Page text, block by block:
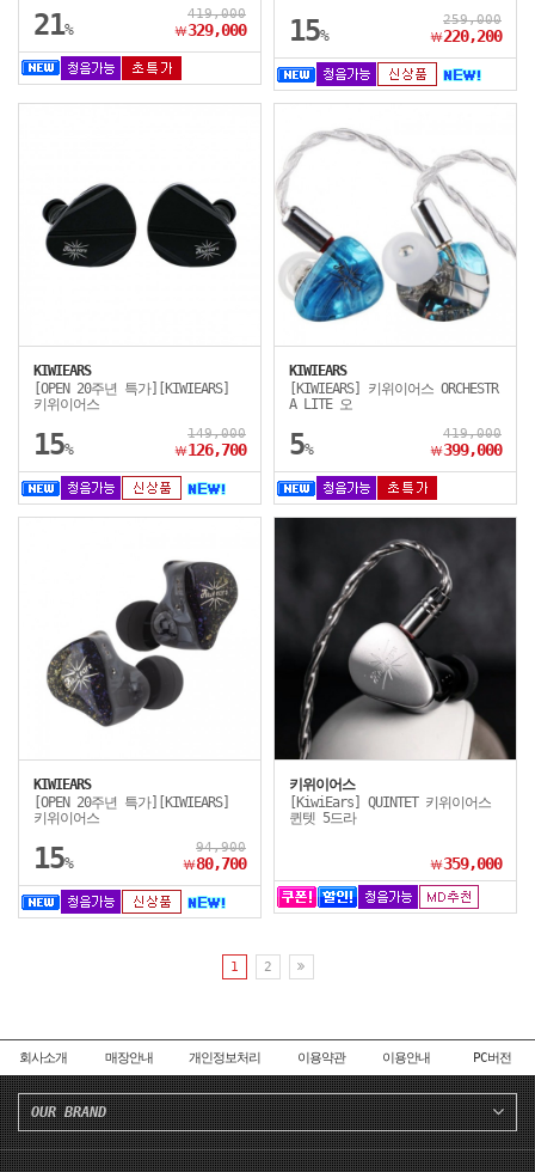
21%
419,000
￦329,000 15%
259,000
￦220,200
KIWIEARS
[OPEN 20주년 특가][KIWIEARS]
키위이어스
15%
149,000
￦126,700
KIWIEARS
[KIWIEARS] 키위이어스 ORCHESTR
A LITE 오
5%
419,000
￦399,000
KIWIEARS
[OPEN 20주년 특가][KIWIEARS]
키위이어스
15%
94,900
￦80,700
키위이어스
[KiwiEars] QUINTET 키위이어스
퀸텟 5드라
￦359,000
1 2
회사소개 매장안내 개인정보처리 이용약관 이용안내 PC버전
OUR BRAND